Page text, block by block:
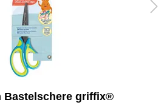
Bastelschere griffix®